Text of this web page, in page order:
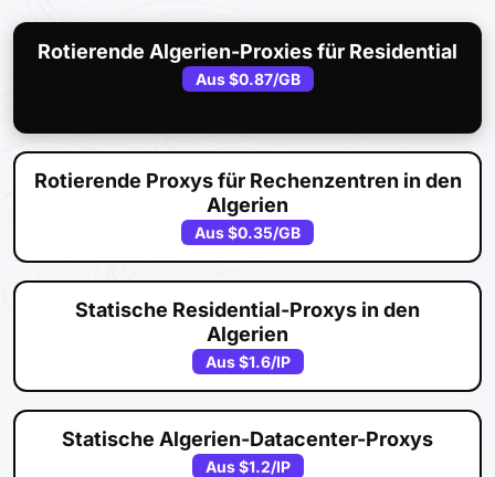
Rotierende Algerien-Proxies für Residential
Aus$0.87/GB
Rotierende Proxys für Rechenzentren in den
Algerien
Aus$0.35/GB
Statische Residential-Proxys in den
Algerien
Aus$1.6/IP
Statische Algerien-Datacenter-Proxys
Aus$1.2/IP